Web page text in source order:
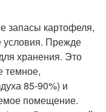
запасы картофеля,
условия. Прежде
хранения. Это
темное,
85-90%) и
помещение.